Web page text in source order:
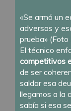
«Se armó un
adversas y
prueba»
El técnico
competitivos
de ser
saldar esa
llegamos a la
sabía si esa